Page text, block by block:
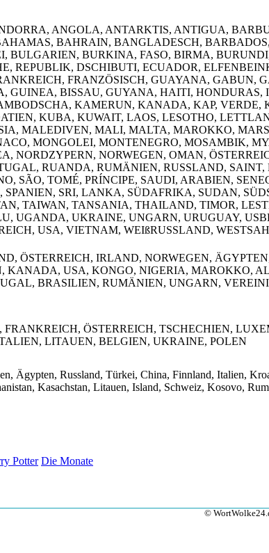
ANGOLA, ANTARKTIS, ANTIGUA,
BAHRAIN, BANGLADESCH,
BULGARIEN, BURKINA, FASO, BIRMA,
REPUBLIK, DSCHIBUTI, ECUADOR,
FRANZÖSISCH, GUAYANA, GABUN,
GUINEA, BISSAU, GUYANA, HAITI,
KAMERUN, KANADA, KAP, VERDE,
KUBA, KUWAIT, LAOS, LESOTHO,
MALEDIVEN, MALI, MALTA, MAROKKO,
MONGOLEI, MONTENEGRO, MOSAMBIK,
NORDZYPERN, NORWEGEN, OMAN,
RUANDA, RUMÄNIEN, RUSSLAND,
SÃO, TOMÉ, PRÍNCIPE, SAUDI, ARABIEN,
SRI, LANKA, SÜDAFRIKA, SUDAN,
TAIWAN, TANSANIA, THAILAND, TIMOR,
UGANDA, UKRAINE, UNGARN, URUGUAY,
USA, VIETNAM, WEIßRUSSLAND,
ÖSTERREICH, IRLAND, NORWEGEN,
KANADA, USA, KONGO, NIGERIA, MAROKKO,
BRASILIEN, RUMÄNIEN, UNGARN,
ÖSTERREICH, TSCHECHIEN,
LITAUEN, BELGIEN, UKRAINE, POLEN
Ägypten, Russland, Türkei, China, Finnland, Italien,
Kasachstan, Litauen, Island, Schweiz, Kosovo,
Potter Die Monate
©